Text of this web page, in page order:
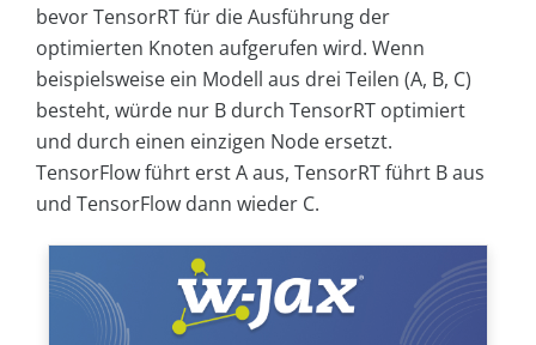
bevor TensorRT für die Ausführung der
optimierten Knoten aufgerufen wird. Wenn
beispielsweise ein Modell aus drei Teilen (A, B, C)
besteht, würde nur B durch TensorRT optimiert
und durch einen einzigen Node ersetzt.
TensorFlow führt erst A aus, TensorRT führt B aus
und TensorFlow dann wieder C.